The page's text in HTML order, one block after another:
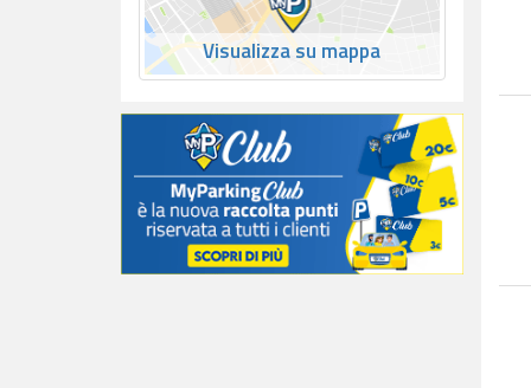
Visualizza su mappa